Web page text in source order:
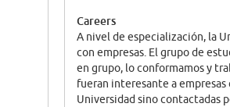
Careers
A nivel de especialización, la
con empresas. El grupo de
en grupo, lo conformamos y
fueran interesante a
Universidad sino contactadas